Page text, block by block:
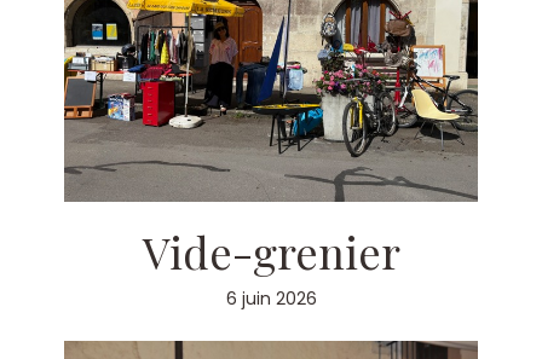
Vide-grenier
6 juin 2026